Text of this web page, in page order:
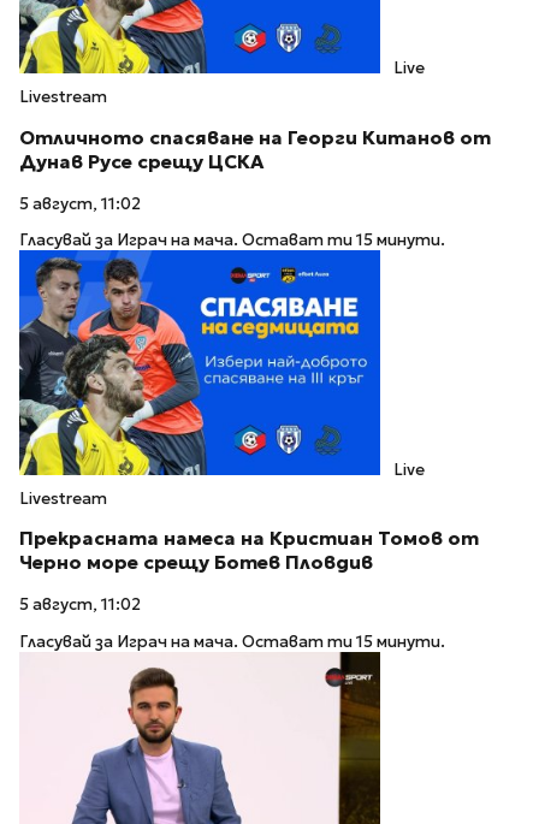
Live
Livestream
Отличното спасяване на Георги Китанов от
Дунав Русе срещу ЦСКА
5 август, 11:02
Гласувай за Играч на мача. Остават ти 15 минути.
Live
Livestream
Прекрасната намеса на Кристиан Томов от
Черно море срещу Ботев Пловдив
5 август, 11:02
Гласувай за Играч на мача. Остават ти 15 минути.